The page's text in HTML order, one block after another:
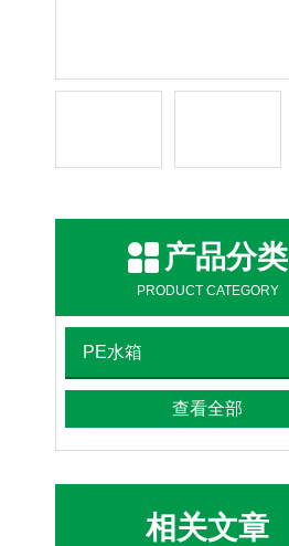
产品分类
PRODUCT CATEGORY
PE水箱
查看全部
相关文章